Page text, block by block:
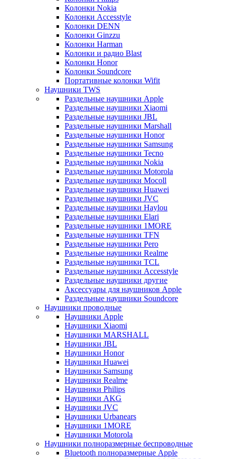
Колонки Nokia
Колонки Accesstyle
Колонки DENN
Колонки Ginzzu
Колонки Harman
Колонки и радио Blast
Колонки Honor
Колонки Soundcore
Портативные колонки Wifit
Наушники TWS
Раздельные наушники Apple
Раздельные наушники Xiaomi
Раздельные наушники JBL
Раздельные наушники Marshall
Раздельные наушники Honor
Раздельные наушники Samsung
Раздельные наушники Tecno
Раздельные наушники Nokia
Раздельные наушники Motorola
Раздельные наушники Mocoll
Раздельные наушники Huawei
Раздельные наушники JVC
Раздельные наушники Haylou
Раздельные наушники Elari
Раздельные наушники 1MORE
Раздельные наушники TFN
Раздельные наушники Pero
Раздельные наушники Realme
Раздельные наушники TCL
Раздельные наушники Accesstyle
Раздельные наушники другие
Аксессуары для наушников Apple
Раздельные наушники Soundcore
Наушники проводные
Наушники Apple
Наушники Xiaomi
Наушники MARSHALL
Наушники JBL
Наушники Honor
Наушники Huawei
Наушники Samsung
Наушники Realme
Наушники Philips
Наушники AKG
Наушники JVC
Наушники Urbanears
Наушники 1MORE
Наушники Motorola
Наушники полноразмерные беспроводные
Bluetooth полноразмерные Apple